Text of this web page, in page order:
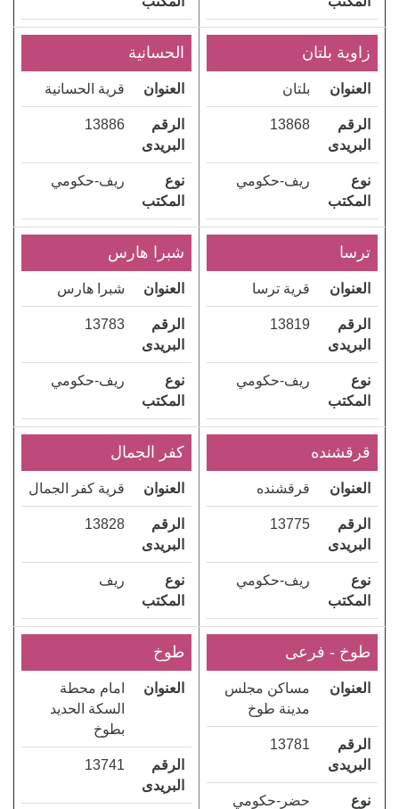
زاوية بلتان
العنوان بلتان
الرقم
البريدى
13868
نوع
المكتب
ريف-حكومي
الحسانية
العنوان قرية الحسانية
الرقم
البريدى
13886
نوع
المكتب
ريف-حكومي
ترسا
العنوان قرية ترسا
الرقم
البريدى
13819
نوع
المكتب
ريف-حكومي
شبرا هارس
العنوان شبرا هارس
الرقم
البريدى
13783
نوع
المكتب
ريف-حكومي
قرقشنده
العنوان قرقشنده
الرقم
البريدى
13775
نوع
المكتب
ريف-حكومي
كفر الجمال
العنوان قرية كفر الجمال
الرقم
البريدى
13828
نوع
المكتب
ريف
طوخ - فرعى
العنوان
مساكن مجلس
مدينة طوخ
الرقم
البريدى
13781
نوع
حضر-حكومي
طوخ
العنوان
امام محطة
السكة الحديد
بطوخ
الرقم
البريدى
13741